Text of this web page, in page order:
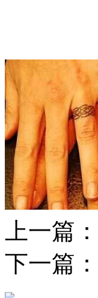
上一篇：
下一篇：